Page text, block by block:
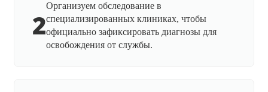
2
Организуем обследование в
специализированных клиниках, чтобы
официально зафиксировать диагнозы для
освобождения от службы.